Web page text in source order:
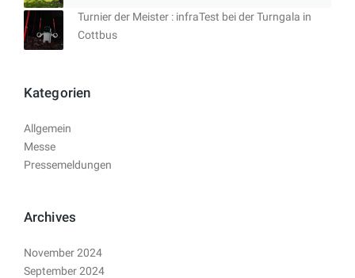
Turnier der Meister : infraTest bei der Turngala in
Cottbus
Kategorien
Allgemein
Messe
Pressemeldungen
Archives
November 2024
September 2024